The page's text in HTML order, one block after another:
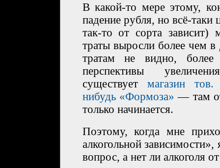
В какой-то мере этому,
падение рубля, но всё-
так-то от сорта
траты выросли более чем
тратам не видно,
перспективы
существует магазин тов.
нибудь «Формоза» — там
только начинается.
Поэтому, когда мне
алкогольной
вопрос, а нет ли алкоголя